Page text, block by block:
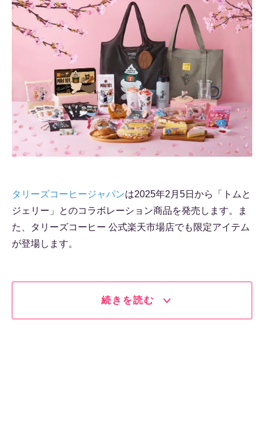
タリーズコーヒージャパンは2025年2月5日から「トムと
ジェリー」とのコラボレーション商品を発売します。ま
た、タリーズコーヒー 公式楽天市場店でも限定アイテム
が登場します。
続きを読む